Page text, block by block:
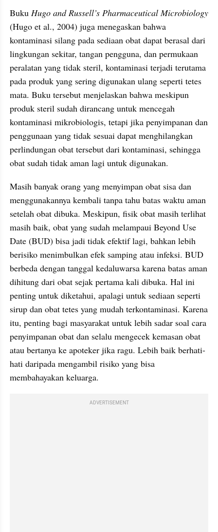
Buku Hugo and Russell’s Pharmaceutical Microbiology
(Hugo et al., 2004) juga menegaskan bahwa
kontaminasi silang pada sediaan obat dapat berasal dari
lingkungan sekitar, tangan pengguna, dan permukaan
peralatan yang tidak steril, kontaminasi terjadi terutama
pada produk yang sering digunakan ulang seperti tetes
mata. Buku tersebut menjelaskan bahwa meskipun
produk steril sudah dirancang untuk mencegah
kontaminasi mikrobiologis, tetapi jika penyimpanan dan
penggunaan yang tidak sesuai dapat menghilangkan
perlindungan obat tersebut dari kontaminasi, sehingga
obat sudah tidak aman lagi untuk digunakan.
Masih banyak orang yang menyimpan obat sisa dan
menggunakannya kembali tanpa tahu batas waktu aman
setelah obat dibuka. Meskipun, fisik obat masih terlihat
masih baik, obat yang sudah melampaui Beyond Use
Date (BUD) bisa jadi tidak efektif lagi, bahkan lebih
berisiko menimbulkan efek samping atau infeksi. BUD
berbeda dengan tanggal kedaluwarsa karena batas aman
dihitung dari obat sejak pertama kali dibuka. Hal ini
penting untuk diketahui, apalagi untuk sediaan seperti
sirup dan obat tetes yang mudah terkontaminasi. Karena
itu, penting bagi masyarakat untuk lebih sadar soal cara
penyimpanan obat dan selalu mengecek kemasan obat
atau bertanya ke apoteker jika ragu. Lebih baik berhati-
hati daripada mengambil risiko yang bisa
membahayakan keluarga.
ADVERTISEMENT